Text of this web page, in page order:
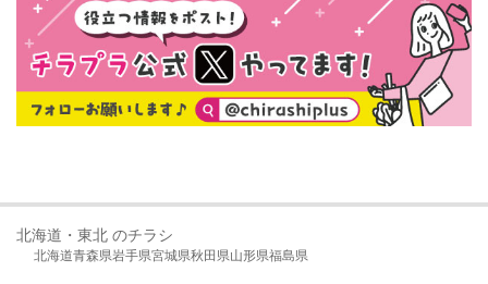
北海道・東北 のチラシ
北海道青森県岩手県宮城県秋田県山形県福島県